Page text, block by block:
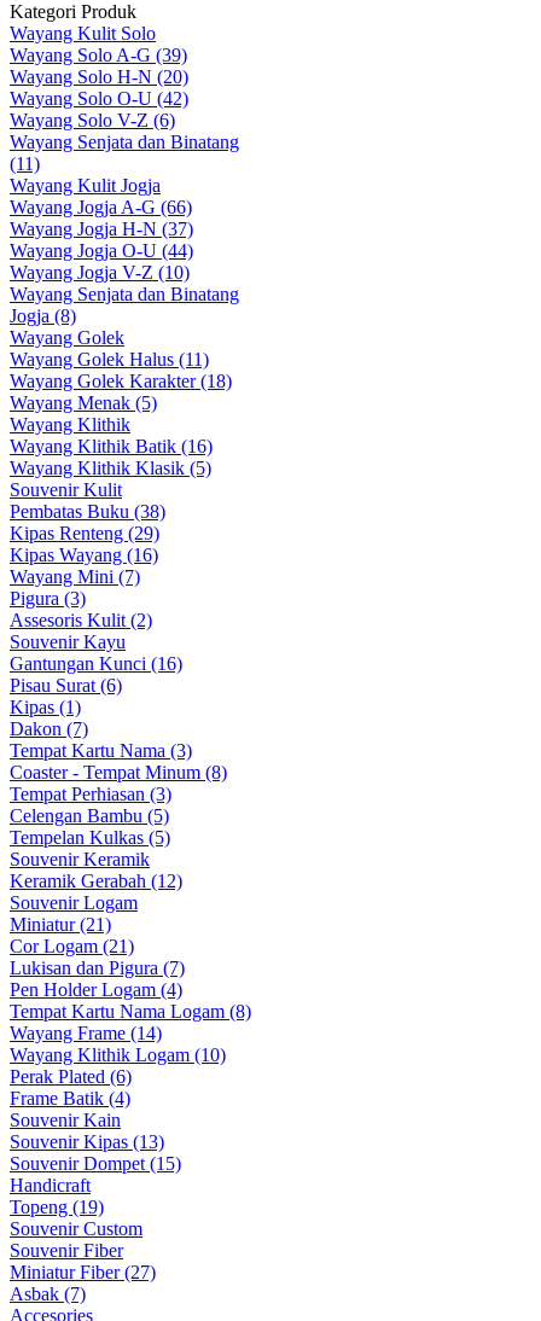
Kategori Produk
Wayang Kulit Solo
Wayang Solo A-G (39)
Wayang Solo H-N (20)
Wayang Solo O-U (42)
Wayang Solo V-Z (6)
Wayang Senjata dan Binatang
(11)
Wayang Kulit Jogja
Wayang Jogja A-G (66)
Wayang Jogja H-N (37)
Wayang Jogja O-U (44)
Wayang Jogja V-Z (10)
Wayang Senjata dan Binatang
Jogja (8)
Wayang Golek
Wayang Golek Halus (11)
Wayang Golek Karakter (18)
Wayang Menak (5)
Wayang Klithik
Wayang Klithik Batik (16)
Wayang Klithik Klasik (5)
Souvenir Kulit
Pembatas Buku (38)
Kipas Renteng (29)
Kipas Wayang (16)
Wayang Mini (7)
Pigura (3)
Assesoris Kulit (2)
Souvenir Kayu
Gantungan Kunci (16)
Pisau Surat (6)
Kipas (1)
Dakon (7)
Tempat Kartu Nama (3)
Coaster - Tempat Minum (8)
Tempat Perhiasan (3)
Celengan Bambu (5)
Tempelan Kulkas (5)
Souvenir Keramik
Keramik Gerabah (12)
Souvenir Logam
Miniatur (21)
Cor Logam (21)
Lukisan dan Pigura (7)
Pen Holder Logam (4)
Tempat Kartu Nama Logam (8)
Wayang Frame (14)
Wayang Klithik Logam (10)
Perak Plated (6)
Frame Batik (4)
Souvenir Kain
Souvenir Kipas (13)
Souvenir Dompet (15)
Handicraft
Topeng (19)
Souvenir Custom
Souvenir Fiber
Miniatur Fiber (27)
Asbak (7)
Accesories